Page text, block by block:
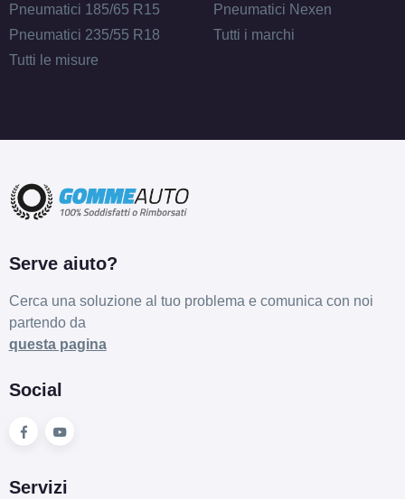
Pneumatici 185/65 R15
Pneumatici 235/55 R18
Tutti le misure
Pneumatici Nexen
Tutti i marchi
Serve aiuto?
Cerca una soluzione al tuo problema e comunica con noi
partendo da
questa pagina
Social
Servizi